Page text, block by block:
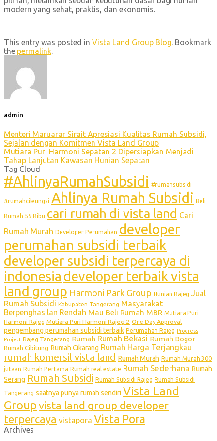
modern yang sehat, praktis, dan ekonomis.
This entry was posted in Vista Land Group Blog. Bookmark
the permalink.
admin
Menteri Maruarar Sirait Apresiasi Kualitas Rumah Subsidi,
Sejalan dengan Komitmen Vista Land Group
Mutiara Puri Harmoni Sepatan 2 Dipersiapkan Menjadi
Tahap Lanjutan Kawasan Hunian Sepatan
Tag Cloud
#AhlinyaRumahSubsidi #rumahsubsidi
#rumahcileungsi Ahlinya Rumah Subsidi Beli
Rumah 55 Ribu cari rumah di vista land Cari
Rumah Murah Developer Perumahan developer
perumahan subsidi terbaik
developer subsidi terpercaya di
indonesia developer terbaik vista
land group Harmoni Park Group Hunian Rajeg Jual
Rumah Subsidi Kabupaten Tangerang Masyarakat
Berpenghasilan Rendah Mau Beli Rumah MBR Mutiara Puri
Harmoni Rajeg Mutiara Puri Harmoni Rajeg 2 One Day Approval
pengembang perumahan subsidi terbaik Perumahan Rajeg Progress
Project Rajeg Tangerang Rumah Rumah Bekasi Rumah Bogor
Rumah Cibitung Rumah Cikarang Rumah Harga Terjangkau
rumah komersil vista land Rumah Murah Rumah Murah 300
jutaan Rumah Pertama Rumah real estate Rumah Sederhana Rumah
Serang Rumah Subsidi Rumah Subsidi Rajeg Rumah Subsidi
Tangerang saatnya punya rumah sendiri Vista Land
Group vista land group developer
terpercaya vistapora Vista Pora
Archives